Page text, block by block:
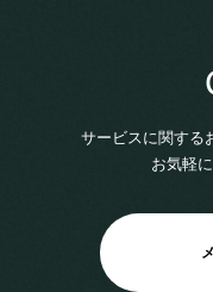
サービスに関する
お気軽